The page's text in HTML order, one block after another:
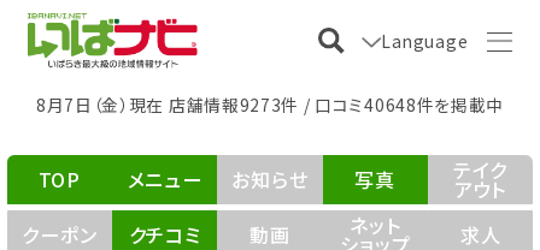
Language
8月7日（金）現在 店舗情報9273件 / 口コミ40648件を掲載中
TOP メニュー お知らせ 写真 テイク
アウト
クーポン
クチコミ 動画 ネット 求人